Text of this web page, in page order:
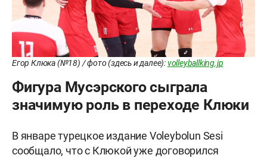
Егор Клюка (№18) / фото (здесь и далее):volleyballking.jp
Фигура Мусэрского сыграла
значимую роль в переходе Клюки
В январе турецкое издание Voleybolun Sesi
сообщало, что с Клюкой уже договорился